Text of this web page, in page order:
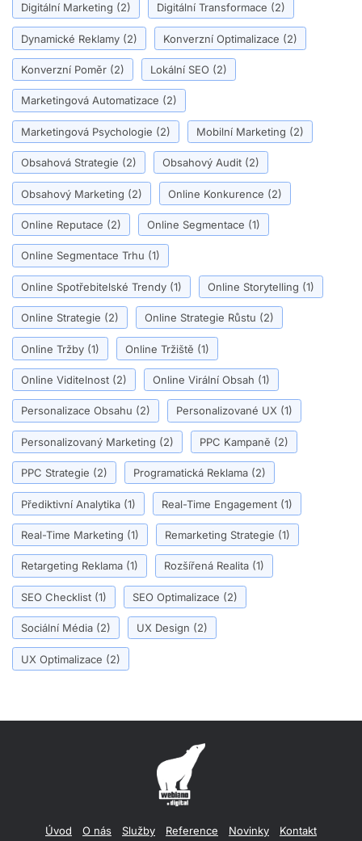
Digitální Marketing (2) Digitální Transformace (2)
Dynamické Reklamy (2) Konverzní Optimalizace (2)
Konverzní Poměr (2) Lokální SEO (2)
Marketingová Automatizace (2)
Marketingová Psychologie (2) Mobilní Marketing (2)
Obsahová Strategie (2) Obsahový Audit (2)
Obsahový Marketing (2) Online Konkurence (2)
Online Reputace (2) Online Segmentace (1)
Online Segmentace Trhu (1)
Online Spotřebitelské Trendy (1) Online Storytelling (1)
Online Strategie (2) Online Strategie Růstu (2)
Online Tržby (1) Online Tržiště (1)
Online Viditelnost (2) Online Virální Obsah (1)
Personalizace Obsahu (2) Personalizované UX (1)
Personalizovaný Marketing (2) PPC Kampaně (2)
PPC Strategie (2) Programatická Reklama (2)
Přediktivní Analytika (1) Real-Time Engagement (1)
Real-Time Marketing (1) Remarketing Strategie (1)
Retargeting Reklama (1) Rozšířená Realita (1)
SEO Checklist (1) SEO Optimalizace (2)
Sociální Média (2) UX Design (2)
UX Optimalizace (2)
Úvod O nás Služby Reference Novinky Kontakt